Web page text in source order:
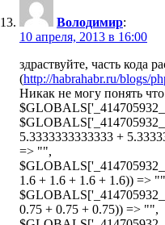
Володимир:
10 апреля, 2013 в 16:00
здраствуйте, часть кода
(http://habrahabr.ru/blogs/
Никак не могу понять что
5.3333333333333 +
=> "",
1.6 + 1.6 + 1.6 + 1.6)) =>
0.75 + 0.75 + 0.75)) => "",